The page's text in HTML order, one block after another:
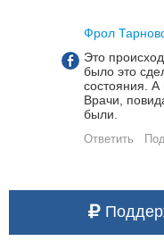
Фрол
Это
было это
состояния. А
Врачи,
были.
Ответить